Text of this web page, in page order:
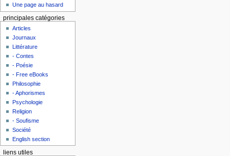
Une page au hasard
principales catégories
Articles
Journaux
Littérature
- Contes
- Poésie
- Free eBooks
Philosophie
- Aphorismes
Psychologie
Religion
- Soufisme
Société
English section
liens utiles